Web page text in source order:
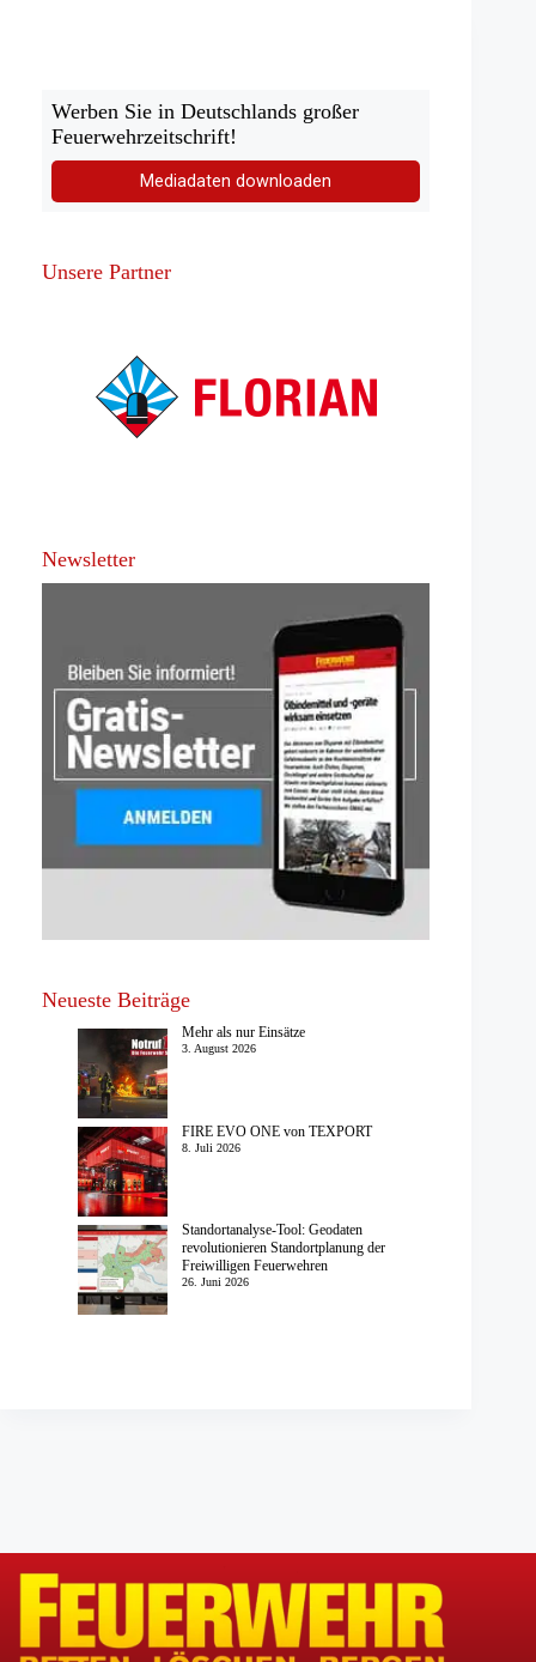
Werben Sie in Deutschlands großer
Feuerwehrzeitschrift!
Mediadaten downloaden
Unsere Partner
Newsletter
Neueste Beiträge
Mehr als nur Einsätze
3. August 2026
FIRE EVO ONE von TEXPORT
8. Juli 2026
Standortanalyse-Tool: Geodaten
revolutionieren Standortplanung der
Freiwilligen Feuerwehren
26. Juni 2026